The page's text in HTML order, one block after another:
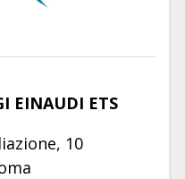
EINAUDI ETS
10